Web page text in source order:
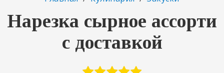
Нарезка сырное ассорти
с доставкой